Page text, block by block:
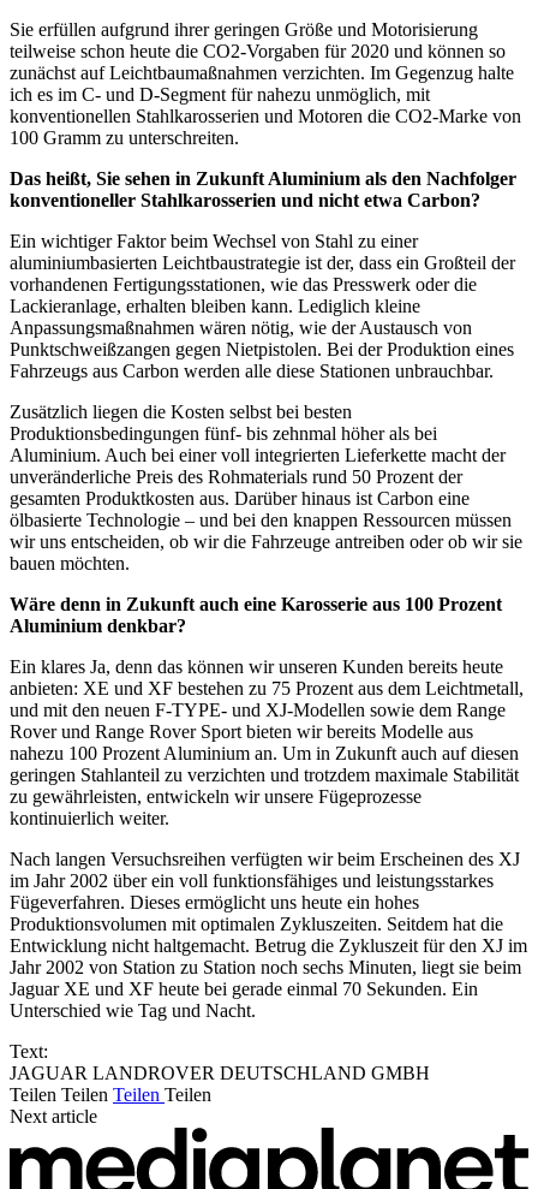
Sie erfüllen aufgrund ihrer geringen Größe und Motorisierung
teilweise schon heute die CO2-Vorgaben für 2020 und können so
zunächst auf Leichtbaumaßnahmen verzichten. Im Gegenzug halte
ich es im C- und D-Segment für nahezu unmöglich, mit
konventionellen Stahlkarosserien und Motoren die CO2-Marke von
100 Gramm zu unterschreiten.
Das heißt, Sie sehen in Zukunft Aluminium als den Nachfolger
konventioneller Stahlkarosserien und nicht etwa Carbon?
Ein wichtiger Faktor beim Wechsel von Stahl zu einer
aluminiumbasierten Leichtbaustrategie ist der, dass ein Großteil der
vorhandenen Fertigungsstationen, wie das Presswerk oder die
Lackieranlage, erhalten bleiben kann. Lediglich kleine
Anpassungsmaßnahmen wären nötig, wie der Austausch von
Punktschweißzangen gegen Nietpistolen. Bei der Produktion eines
Fahrzeugs aus Carbon werden alle diese Stationen unbrauchbar.
Zusätzlich liegen die Kosten selbst bei besten
Produktionsbedingungen fünf- bis zehnmal höher als bei
Aluminium. Auch bei einer voll integrierten Lieferkette macht der
unveränderliche Preis des Rohmaterials rund 50 Prozent der
gesamten Produktkosten aus. Darüber hinaus ist Carbon eine
ölbasierte Technologie – und bei den knappen Ressourcen müssen
wir uns entscheiden, ob wir die Fahrzeuge antreiben oder ob wir sie
bauen möchten.
Wäre denn in Zukunft auch eine Karosserie aus 100 Prozent
Aluminium denkbar?
Ein klares Ja, denn das können wir unseren Kunden bereits heute
anbieten: XE und XF bestehen zu 75 Prozent aus dem Leichtmetall,
und mit den neuen F-TYPE- und XJ-Modellen sowie dem Range
Rover und Range Rover Sport bieten wir bereits Modelle aus
nahezu 100 Prozent Aluminium an. Um in Zukunft auch auf diesen
geringen Stahlanteil zu verzichten und trotzdem maximale Stabilität
zu gewährleisten, entwickeln wir unsere Fügeprozesse
kontinuierlich weiter.
Nach langen Versuchsreihen verfügten wir beim Erscheinen des XJ
im Jahr 2002 über ein voll funktionsfähiges und leistungsstarkes
Fügeverfahren. Dieses ermöglicht uns heute ein hohes
Produktionsvolumen mit optimalen Zykluszeiten. Seitdem hat die
Entwicklung nicht haltgemacht. Betrug die Zykluszeit für den XJ im
Jahr 2002 von Station zu Station noch sechs Minuten, liegt sie beim
Jaguar XE und XF heute bei gerade einmal 70 Sekunden. Ein
Unterschied wie Tag und Nacht.
Text:
JAGUAR LANDROVER DEUTSCHLAND GMBH
Teilen Teilen Teilen Teilen
Next article